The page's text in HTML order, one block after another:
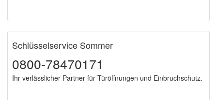
Schlüsselservice Sommer
0800-78470171
Ihr verlässlicher Partner für Türöffnungen und Einbruchschutz.